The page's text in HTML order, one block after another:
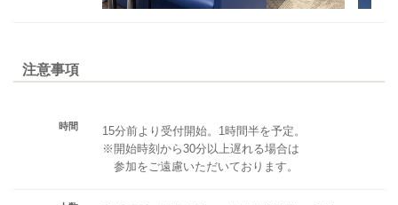
注意事項
時間
15分前より受付開始。1時間半を予定。
※開始時刻から30分以上遅れる場合は
参加をご遠慮いただいております。